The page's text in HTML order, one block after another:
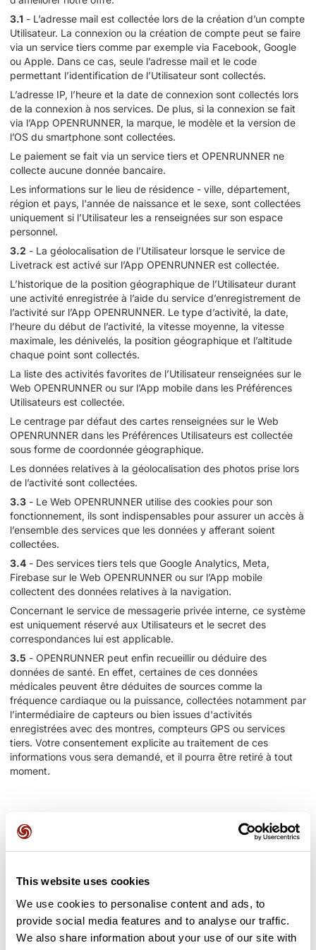
This website uses cookies
We use cookies to personalise content and ads, to
provide social media features and to analyse our traffic.
We also share information about your use of our site with
3.1 - L’adresse mail est collectée lors de la création d’un compte
Utilisateur. La connexion ou la création de compte peut se faire
via un service tiers comme par exemple via Facebook, Google
ou Apple. Dans ce cas, seule l’adresse mail et le code
permettant l’identification de l’Utilisateur sont collectés.
L’adresse IP, l’heure et la date de connexion sont collectés lors
de la connexion à nos services. De plus, si la connexion se fait
via l’App OPENRUNNER, la marque, le modèle et la version de
l’OS du smartphone sont collectées.
Le paiement se fait via un service tiers et OPENRUNNER ne
collecte aucune donnée bancaire.
Les informations sur le lieu de résidence - ville, département,
région et pays, l'année de naissance et le sexe, sont collectées
uniquement si l’Utilisateur les a renseignées sur son espace
personnel.
3.2 - La géolocalisation de l’Utilisateur lorsque le service de
Livetrack est activé sur l’App OPENRUNNER est collectée.
L’historique de la position géographique de l’Utilisateur durant
une activité enregistrée à l’aide du service d’enregistrement de
l’activité sur l’App OPENRUNNER. Le type d’activité, la date,
l’heure du début de l’activité, la vitesse moyenne, la vitesse
maximale, les dénivelés, la position géographique et l’altitude
chaque point sont collectés.
La liste des activités favorites de l’Utilisateur renseignées sur le
Web OPENRUNNER ou sur l’App mobile dans les Préférences
Utilisateurs est collectée.
Le centrage par défaut des cartes renseignées sur le Web
OPENRUNNER dans les Préférences Utilisateurs est collectée
sous forme de coordonnée géographique.
Les données relatives à la géolocalisation des photos prise lors
de l’activité sont collectées.
3.3 - Le Web OPENRUNNER utilise des cookies pour son
fonctionnement, ils sont indispensables pour assurer un accès à
l’ensemble des services que les données y afferant soient
collectées.
3.4 - Des services tiers tels que Google Analytics, Meta,
Firebase sur le Web OPENRUNNER ou sur l’App mobile
collectent des données relatives à la navigation.
Concernant le service de messagerie privée interne, ce système
est uniquement réservé aux Utilisateurs et le secret des
correspondances lui est applicable.
3.5 - OPENRUNNER peut enfin recueillir ou déduire des
données de santé. En effet, certaines de ces données
médicales peuvent être déduites de sources comme la
fréquence cardiaque ou la puissance, collectées notamment par
l’intermédiaire de capteurs ou bien issues d'activités
enregistrées avec des montres, compteurs GPS ou services
tiers. Votre consentement explicite au traitement de ces
informations vous sera demandé, et il pourra être retiré à tout
moment.
ARTICLE 4 - PARTAGE ET TRANSFERT
DES DONNEES D’ACTIVITES AVEC DES
OutdoorVision
Dans le cadre de son engagement pour la préservation des
espaces naturels, OPENRUNNER collabore avec OutdoorVision.